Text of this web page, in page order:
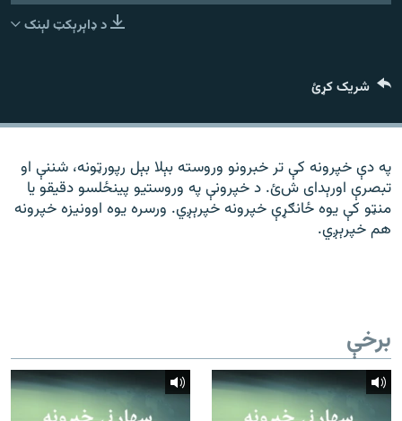
د ازادې اروپا راډیو ټولې ووبپاڼې
د ډاېرېکټ لېنک
شریک کړئ
په دې خپرونه کې تر خبرونو وروسته بېلا بېل رپورټونه، شننې او
تبصرې اورېدای شﺉ. د خپرونې په وروستیو پینځلسو دقیقو یا
منټو کې یوه ځانګړې خپرونه خپرېږي. ورسره یوه اوونیزه خپرونه
هم خپرېږي.
برخې